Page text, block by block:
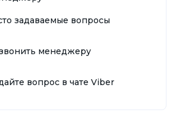
задаваемые вопросы
менеджеру
вопрос в чате Viber